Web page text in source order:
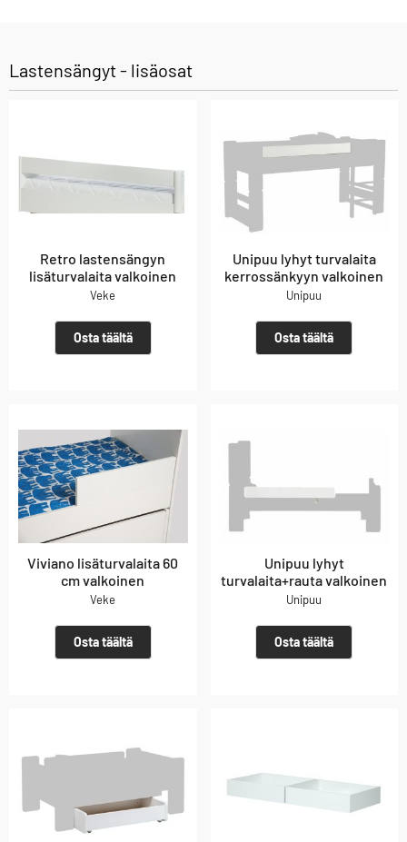
Lastensängyt - lisäosat
Retro lastensängyn
lisäturvalaita valkoinen
Veke
Osta täältä
Unipuu lyhyt turvalaita
kerrossänkyyn valkoinen
Unipuu
Osta täältä
Viviano lisäturvalaita 60
cm valkoinen
Veke
Osta täältä
Unipuu lyhyt
turvalaita+rauta valkoinen
Unipuu
Osta täältä